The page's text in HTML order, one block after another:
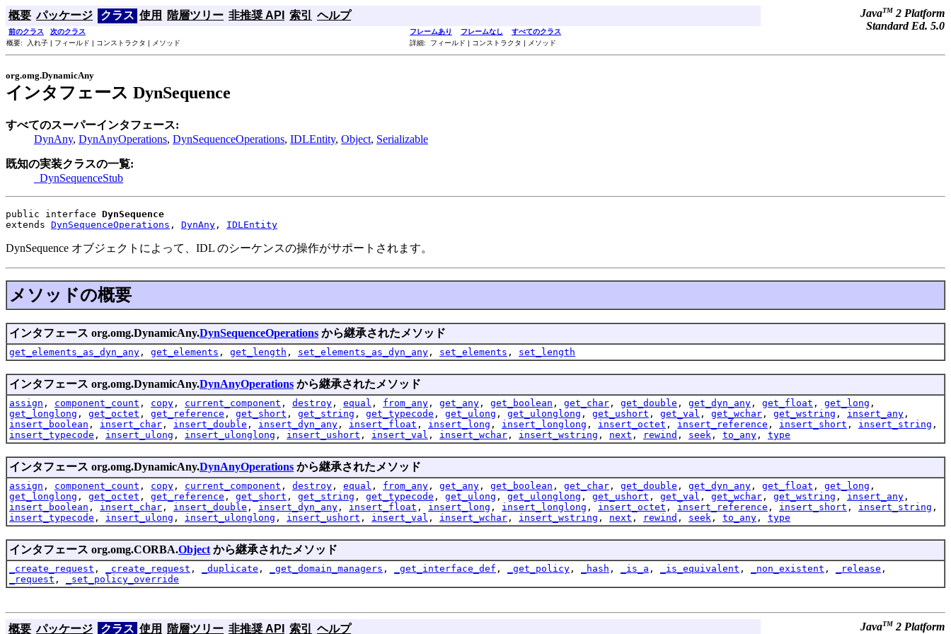
概要 パッケージ クラス 使用 階層ツリー 非推奨 API 索引 ヘルプ JavaTM 2 Platform
Standard Ed. 5.0
前のクラス 次のクラス フレームあり フレームなし
すべてのクラス
概要: 入れ子 | フィールド | コンストラクタ | メソッド
詳細: フィールド | コンストラクタ | メソッド
org.omg.DynamicAny
インタフェース DynSequence
すべてのスーパーインタフェース:
DynAny, DynAnyOperations, DynSequenceOperations, IDLEntity, Object, Serializable
既知の実装クラスの一覧:
_DynSequenceStub
public interface DynSequence
extends DynSequenceOperations , DynAny , IDLEntity
DynSequence オブジェクトによって、IDL のシーケンスの操作がサポートされます。
メソッドの概要
インタフェース org.omg.DynamicAny.DynSequenceOperations から継承されたメソッド
get_elements_as_dyn_any , get_elements , get_length , set_elements_as_dyn_any , set_elements , set_length
インタフェース org.omg.DynamicAny.DynAnyOperations から継承されたメソッド
assign , component_count , copy , current_component , destroy , equal , from_any , get_any , get_boolean , get_char , get_double , get_dyn_any , get_float , get_long ,
get_longlong , get_octet , get_reference , get_short , get_string , get_typecode , get_ulong , get_ulonglong , get_ushort , get_val , get_wchar , get_wstring , insert_any ,
insert_boolean , insert_char , insert_double , insert_dyn_any , insert_float , insert_long , insert_longlong , insert_octet , insert_reference , insert_short , insert_string ,
insert_typecode , insert_ulong , insert_ulonglong , insert_ushort , insert_val , insert_wchar , insert_wstring , next , rewind , seek , to_any , type
インタフェース org.omg.DynamicAny.DynAnyOperations から継承されたメソッド
assign , component_count , copy , current_component , destroy , equal , from_any , get_any , get_boolean , get_char , get_double , get_dyn_any , get_float , get_long ,
get_longlong , get_octet , get_reference , get_short , get_string , get_typecode , get_ulong , get_ulonglong , get_ushort , get_val , get_wchar , get_wstring , insert_any ,
insert_boolean , insert_char , insert_double , insert_dyn_any , insert_float , insert_long , insert_longlong , insert_octet , insert_reference , insert_short , insert_string ,
insert_typecode , insert_ulong , insert_ulonglong , insert_ushort , insert_val , insert_wchar , insert_wstring , next , rewind , seek , to_any , type
インタフェース org.omg.CORBA.Object から継承されたメソッド
_create_request , _create_request , _duplicate , _get_domain_managers , _get_interface_def , _get_policy , _hash , _is_a , _is_equivalent , _non_existent , _release ,
_request , _set_policy_override
概要 パッケージ クラス 使用 階層ツリー 非推奨 API 索引 ヘルプ JavaTM 2 Platform